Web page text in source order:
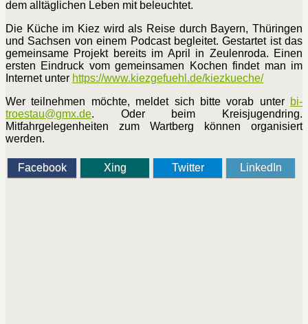
dem alltäglichen Leben mit beleuchtet.
Die Küche im Kiez wird als Reise durch Bayern, Thüringen
und Sachsen von einem Podcast begleitet. Gestartet ist das
gemeinsame Projekt bereits im April in Zeulenroda. Einen
ersten Eindruck vom gemeinsamen Kochen findet man im
Internet unter https://www.kiezgefuehl.de/kiezkueche/
Wer teilnehmen möchte, meldet sich bitte vorab unter bi-
troestau​@​gmx.de. Oder beim Kreisjugendring.
Mitfahrgelegenheiten zum Wartberg können organisiert
werden.
Facebook Xing Twitter LinkedIn